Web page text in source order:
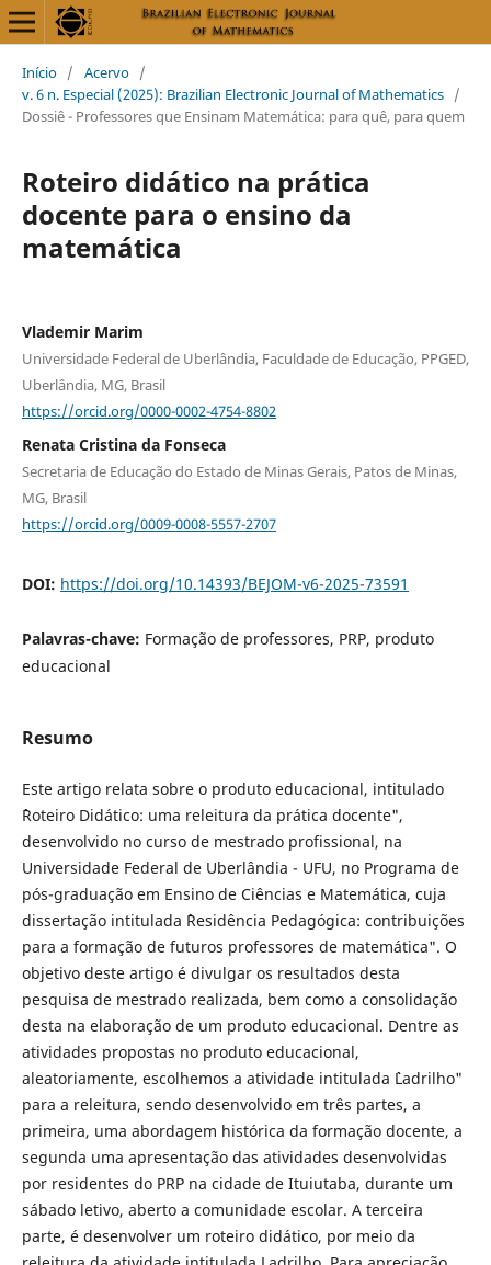
Início / Acervo /
v. 6 n. Especial (2025): Brazilian Electronic Journal of Mathematics /
Dossiê - Professores que Ensinam Matemática: para quê, para quem
Roteiro didático na prática
docente para o ensino da
matemática
Vlademir Marim
Universidade Federal de Uberlândia, Faculdade de Educação, PPGED,
Uberlândia, MG, Brasil
https://orcid.org/0000-0002-4754-8802
Renata Cristina da Fonseca
Secretaria de Educação do Estado de Minas Gerais, Patos de Minas,
MG, Brasil
https://orcid.org/0009-0008-5557-2707
DOI: https://doi.org/10.14393/BEJOM-v6-2025-73591
Palavras-chave: Formação de professores, PRP, produto
educacional
Resumo
Este artigo relata sobre o produto educacional, intitulado
``Roteiro Didático: uma releitura da prática docente",
desenvolvido no curso de mestrado profissional, na
Universidade Federal de Uberlândia - UFU, no Programa de
pós-graduação em Ensino de Ciências e Matemática, cuja
dissertação intitulada ``Residência Pedagógica: contribuições
para a formação de futuros professores de matemática". O
objetivo deste artigo é divulgar os resultados desta
pesquisa de mestrado realizada, bem como a consolidação
desta na elaboração de um produto educacional. Dentre as
atividades propostas no produto educacional,
aleatoriamente, escolhemos a atividade intitulada ``Ladrilho"
para a releitura, sendo desenvolvido em três partes, a
primeira, uma abordagem histórica da formação docente, a
segunda uma apresentação das atividades desenvolvidas
por residentes do PRP na cidade de Ituiutaba, durante um
sábado letivo, aberto a comunidade escolar. A terceira
parte, é desenvolver um roteiro didático, por meio da